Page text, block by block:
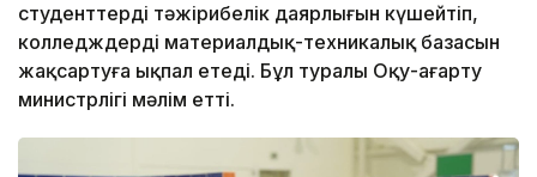
студенттердің тәжірибелік даярлығын күшейтіп,
колледждердің материалдық-техникалық базасын
жақсартуға ықпал етеді. Бұл туралы Оқу-ағарту
министрлігі мәлім етті.